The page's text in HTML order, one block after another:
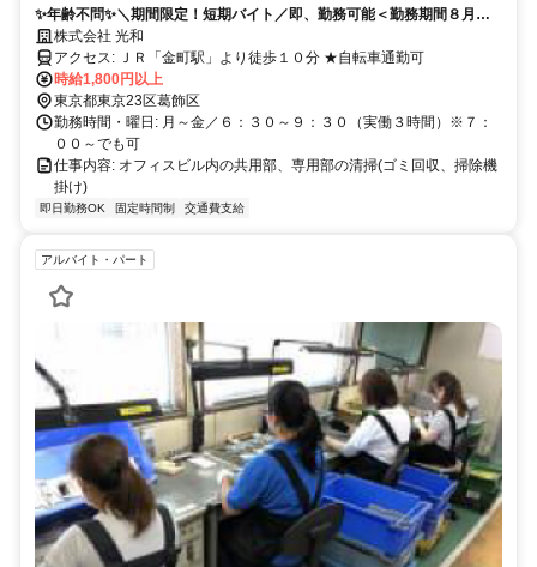
✨年齢不問✨＼期間限定！短期バイト／即、勤務可能＜勤務期間８月１
４日（金）～９月４日（金）＞６：３０～９：３０（実働３時間）※
７：００～でも可◆WワークもOK！！
株式会社 光和
アクセス: ＪＲ「金町駅」より徒歩１０分 ★自転車通勤可
時給1,800円以上
東京都東京23区葛飾区
勤務時間・曜日: 月～金／６：３０～９：３０（実働３時間）※７：
００～でも可
仕事内容: オフィスビル内の共用部、専用部の清掃(ゴミ回収、掃除機
掛け)
即日勤務OK 固定時間制 交通費支給
アルバイト・パート